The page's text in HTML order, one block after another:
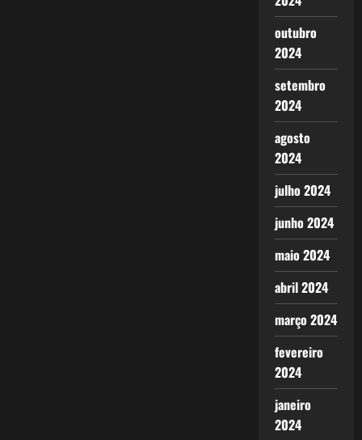
outubro
2024
setembro
2024
agosto
2024
julho 2024
junho 2024
maio 2024
abril 2024
março 2024
fevereiro
2024
janeiro
2024